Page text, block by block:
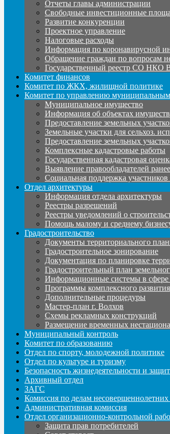
Отчеты главы администрации
Свободные инвестиционные
Развитие конкуренции
Проектное управление
Налоговые расходы
Информация по коронавирусной
Обращение граждан по вопросам
Государственный реестр СО НКО
Комитет финансов
Комитет по ЖКХ, жилищной политике
Комитет по управлению
Муниципальное имущество
Информация об объектах
Предоставление земельных
Земельные участки для сельхоз.
Предоставление земельных
Комплексные кадастровые работы
Государственная кадастровая
Выявление правообладателей
Социальная поддержка
Отдел архитектуры
Информация отдела архитектуры
Реестры разрешений
Реестры уведомлений о
Помощь малому и среднему
Градостроительство
Документы территориального
Градостроительное зонирование
Документация по планировке
Градостроительный план
Информационные системы в сфере
Программы комплексного развития
Дополнительные процедуры
Мастер-план г. Волхов
Схемы рекламных конструкций
Размещение временных
Муниципальный контроль
Комитет по образованию
Отдел по спорту, молодежной политике
Отдел по культуре и туризму
Безопасность жизнедеятельности и
Архивный отдел
ЗАГС
Комиссия по делам
Административная комиссия
Отдел организационно-контрольной
Защита прав потребителей